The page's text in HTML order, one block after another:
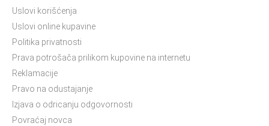
Uslovi korišćenja
Uslovi online kupavine
Politika privatnosti
Prava potrošača prilikom kupovine na internetu
Reklamacije
Pravo na odustajanje
Izjava o odricanju odgovornosti
Povraćaj novca